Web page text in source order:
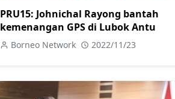
PRU15: Johnichal Rayong bantah
kemenangan GPS di Lubok Antu
Borneo Network 2022/11/23